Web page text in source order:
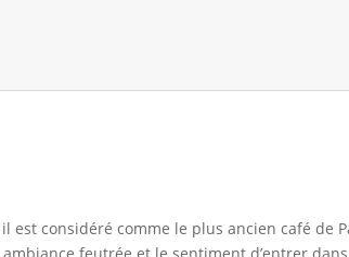
est considéré comme le plus ancien café de